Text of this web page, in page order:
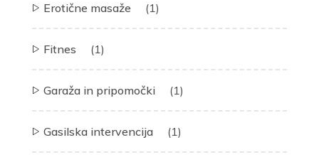
Erotične masaže (1)
Fitnes (1)
Garaža in pripomočki (1)
Gasilska intervencija (1)